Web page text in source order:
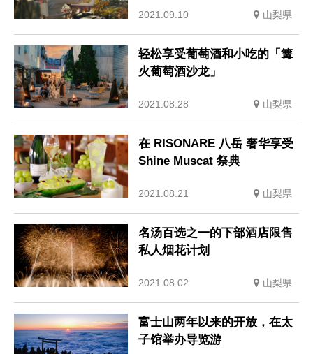
2021.09.10 山梨県
轻松享受葡萄酒和小吃的「篝
火葡萄酒沙龙」
2021.08.28 山梨県
在 RISONARE 八岳 奢华享受
Shine Muscat 祭典
2021.08.21 山梨県
名汤百选之一的下部酒店限售
私人烟花计划
2021.08.02 山梨県
富士山两年以来的开放，在太
子馆举办导览游